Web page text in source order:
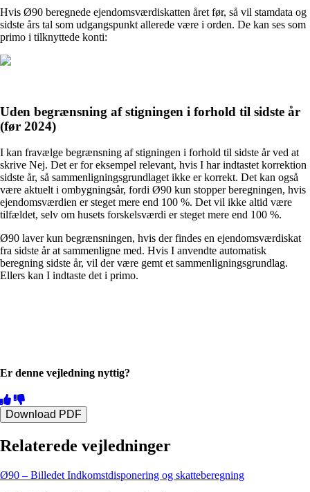
Hvis Ø90 beregnede ejendomsværdiskatten året før, så vil stamdata og
sidste års tal som udgangspunkt allerede være i orden. De kan ses som
primo i tilknyttede konti:
Uden begrænsning af stigningen i forhold til sidste år
(før 2024)
I kan fravælge begrænsning af stigningen i forhold til sidste år ved at
skrive Nej. Det er for eksempel relevant, hvis I har indtastet korrektion
sidste år, så sammenligningsgrundlaget ikke er korrekt. Det kan også
være aktuelt i ombygningsår, fordi Ø90 kun stopper beregningen, hvis
ejendomsværdien er steget mere end 100 %. Det vil ikke altid være
tilfældet, selv om husets forskelsværdi er steget mere end 100 %.
Ø90 laver kun begrænsningen, hvis der findes en ejendomsværdiskat
fra sidste år at sammenligne med. Hvis I anvendte automatisk
beregning sidste år, vil der være gemt et sammenligningsgrundlag.
Ellers kan I indtaste det i primo.
Er denne vejledning nyttig?
Download PDF
Relaterede vejledninger
Ø90 – Billedet Indkomstdisponering og skatteberegning